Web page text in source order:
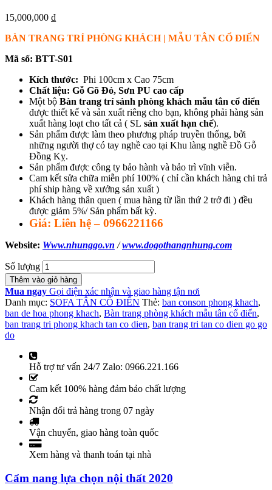
15,000,000 ₫
BÀN TRANG TRÍ PHÒNG KHÁCH | MẪU TÂN CỔ ĐIỂN
Mã số: BTT-S01
Kích thước: Phi 100cm x Cao 75cm
Chất liệu: Gỗ Gõ Đỏ, Sơn PU cao cấp
Một bộ Bàn trang trí sảnh phòng khách mẫu tân cổ điển
được thiết kế và sản xuất riêng cho bạn, không phải hàng sản
xuất hàng loạt cho tất cả ( SL sản xuất hạn chế).
Sản phẩm được làm theo phương pháp truyền thống, bởi
những người thợ có tay nghề cao tại Khu làng nghề Đồ Gỗ
Đồng Kỵ.
Sản phẩm được công ty bảo hành và bảo trì vĩnh viễn.
Cam kết sửa chữa miễn phí 100% ( chỉ cần khách hàng chi trả
phí ship hàng về xưởng sản xuất )
Khách hàng thân quen ( mua hàng từ lần thứ 2 trở đi ) đều
được giảm 5%/ Sản phẩm bất kỳ.
Giá: Liên hệ – 0966221166
Website: Www.nhunggo.vn / www.dogothangnhung.com
Số lượng
Thêm vào giỏ hàng
Mua ngay Gọi điện xác nhận và giao hàng tận nơi
Danh mục: SOFA TÂN CỔ ĐIỂN Thẻ: ban conson phong khach,
ban de hoa phong khach, Bàn trang phòng khách mẫu tân cổ điển,
ban trang tri phong khach tan co dien, ban trang tri tan co dien go go
do
Hỗ trợ tư vấn 24/7 Zalo: 0966.221.166
Cam kết 100% hàng đảm bảo chất lượng
Nhận đổi trả hàng trong 07 ngày
Vận chuyển, giao hàng toàn quốc
Xem hàng và thanh toán tại nhà
Cẩm nang lựa chọn nội thất 2020